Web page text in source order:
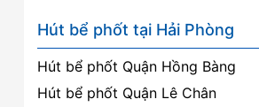
Hút bể phốt tại Hải Phòng
Hút bể phốt Quận Hồng Bàng
Hút bể phốt Quận Lê Chân